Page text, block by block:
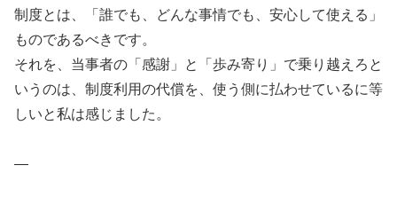
制度とは、「誰でも、どんな事情でも、安心して使える」
ものであるべきです。
それを、当事者の「感謝」と「歩み寄り」で乗り越えろと
いうのは、制度利用の代償を、使う側に払わせているに等
しいと私は感じました。
—